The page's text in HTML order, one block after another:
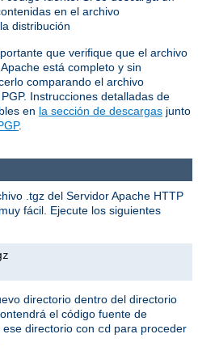
en el archivo
distribución
que verifique que el archivo
está completo y sin
comparando el archivo
Instrucciones detalladas de
en la sección de descargas junto
.
.tgz del Servidor Apache HTTP
fácil. Ejecute los siguientes
directorio dentro del directorio
el código fuente de
directorio con cd para proceder